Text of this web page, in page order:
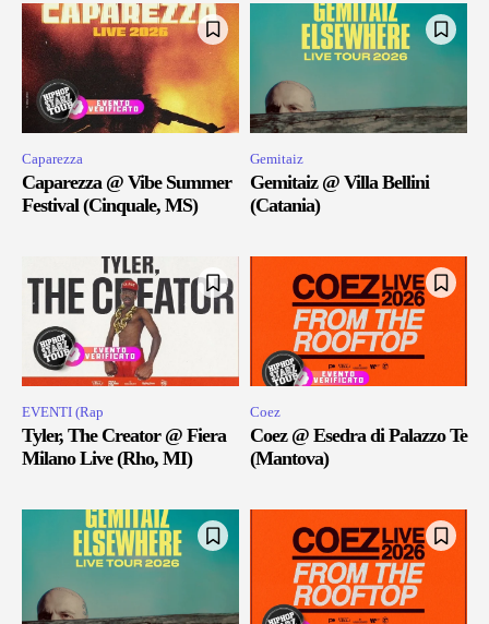
Caparezza
Caparezza @ Vibe Summer
Festival (Cinquale, MS)
Gemitaiz
Gemitaiz @ Villa Bellini
(Catania)
EVENTI (Rap
Tyler, The Creator @ Fiera
Milano Live (Rho, MI)
Coez
Coez @ Esedra di Palazzo Te
(Mantova)